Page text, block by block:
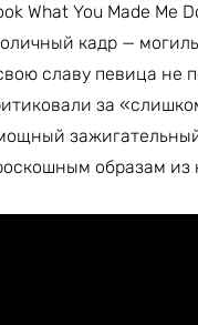
What You Made Me
кадр —
славу певица не
за
образам из